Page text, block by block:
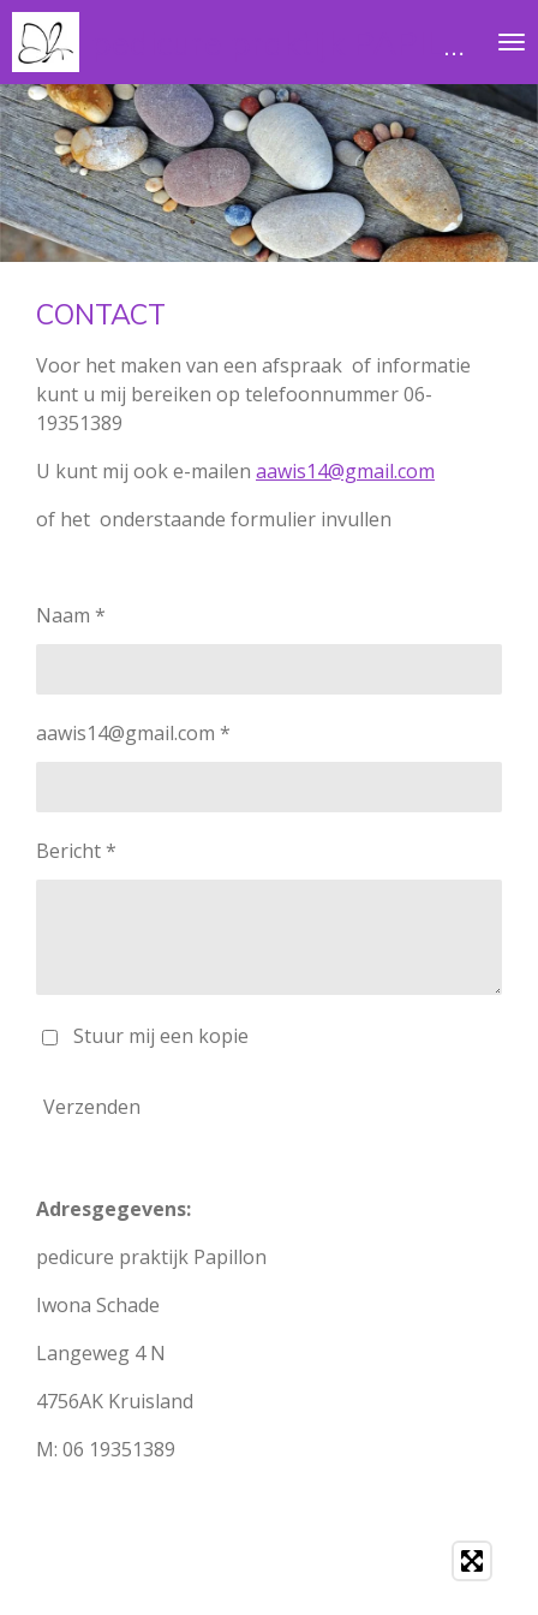
Ga
direct
naar
de
hoofdinhoud
pedicure praktijk PAPILLON
CONTACT
Voor het maken van een afspraak of informatie
kunt u mij bereiken op telefoonnummer 06-
19351389
U kunt mij ook e-mailen aawis14@gmail.com
of het onderstaande formulier invullen
Naam *
aawis14@gmail.com *
Bericht *
Stuur mij een kopie
Verzenden
Adresgegevens:
pedicure praktijk Papillon
Iwona Schade
Langeweg 4 N
4756AK Kruisland
M: 06 19351389